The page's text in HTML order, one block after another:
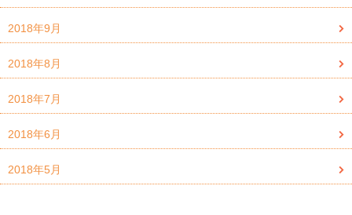
2018年9月
2018年8月
2018年7月
2018年6月
2018年5月